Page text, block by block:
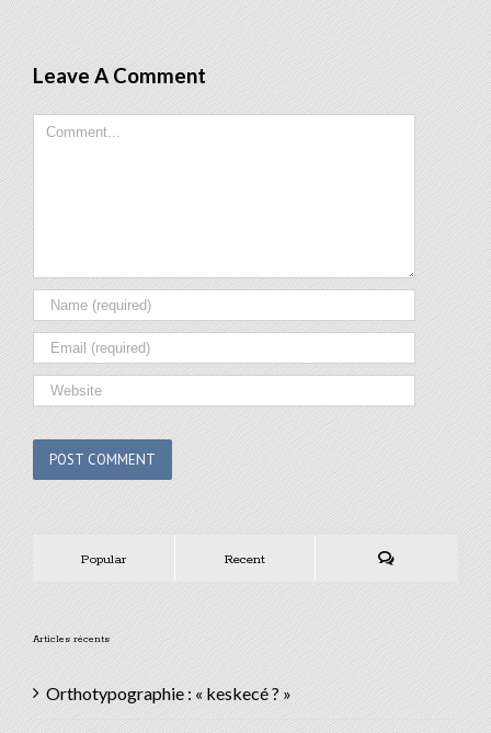
Leave A Comment
Comment
Popular Recent
Comments
Articles récents
Orthotypographie : « keskecé ? »